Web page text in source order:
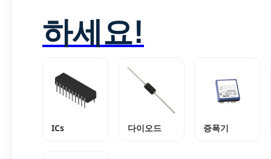
하세요!
ICs 다이오드 증폭기